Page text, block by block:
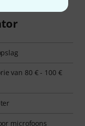
van 80 € - 100 €
microfoons